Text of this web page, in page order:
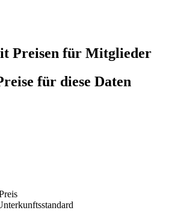
Preisen für Mitglieder
für diese Daten